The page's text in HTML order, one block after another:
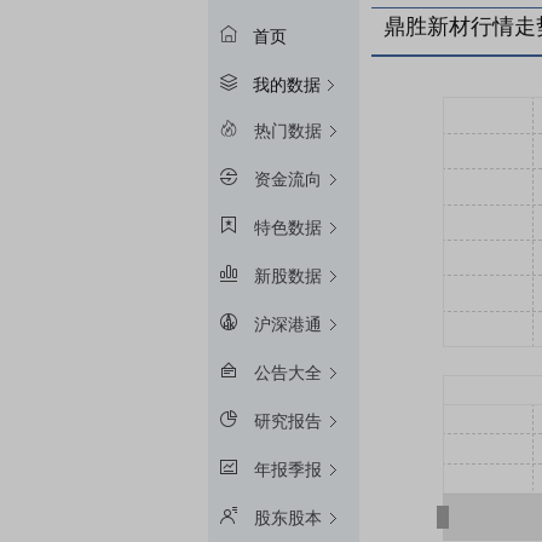
首页
我的数据
热门数据
资金流向
特色数据
新股数据
沪深港通
公告大全
研究报告
年报季报
股东股本
鼎胜新材行情走